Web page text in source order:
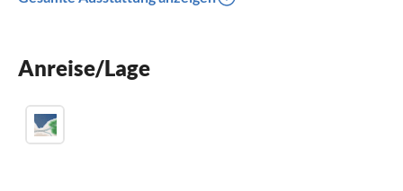
Spülmaschine
Parkplatz
Anreise/Lage